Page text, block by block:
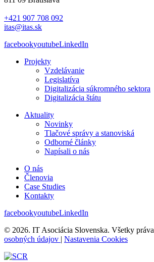
+421 907 708 092
itas@itas.sk
facebookyoutubeLinkedIn
Projekty
Vzdelávanie
Legislatíva
Digitalizácia súkromného sektora
Digitalizácia štátu
Aktuality
Novinky
Tlačové správy a stanoviská
Odborné články
Napísali o nás
O nás
Členovia
Case Studies
Kontakty
facebookyoutubeLinkedIn
© 2026. IT Asociácia Slovenska. Všetky
osobných údajov | Nastavenia Cookies